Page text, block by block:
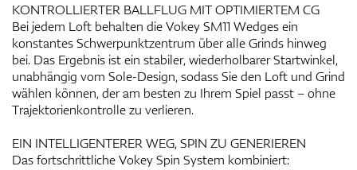
KONTROLLIERTER BALLFLUG MIT OPTIMIERTEM CG
Bei jedem Loft behalten die Vokey SM11 Wedges ein
konstantes Schwerpunktzentrum über alle Grinds hinweg
bei. Das Ergebnis ist ein stabiler, wiederholbarer Startwinkel,
unabhängig vom Sole-Design, sodass Sie den Loft und Grind
wählen können, der am besten zu Ihrem Spiel passt – ohne
Trajektorienkontrolle zu verlieren.
EIN INTELLIGENTERER WEG, SPIN ZU GENERIEREN
Das fortschrittliche Vokey Spin System kombiniert: